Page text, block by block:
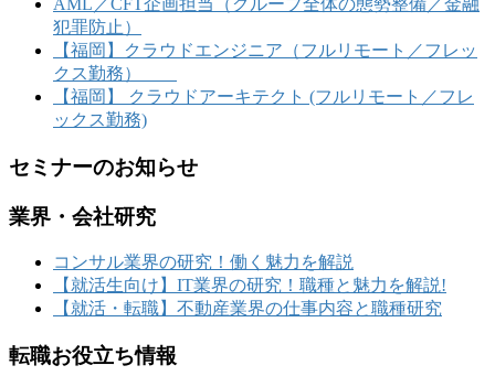
AML／CFT企画担当（グループ全体の態勢整備／金融
犯罪防止）
【福岡】クラウドエンジニア（フルリモート／フレッ
クス勤務）
【福岡】 クラウドアーキテクト (フルリモート／フレ
ックス勤務)
セミナーのお知らせ
業界・会社研究
コンサル業界の研究！働く魅力を解説
【就活生向け】IT業界の研究！職種と魅力を解説!
【就活・転職】不動産業界の仕事内容と職種研究
転職お役立ち情報